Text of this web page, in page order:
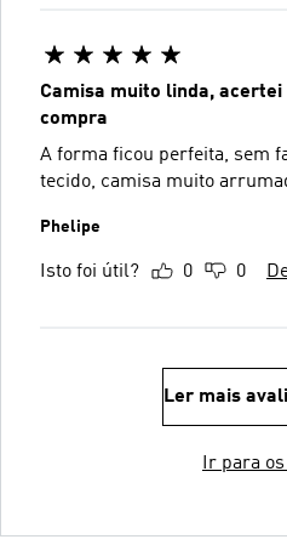
Camisa muito linda, acertei
compra
A forma ficou perfeita, sem
tecido, camisa muito
Phelipe
Isto foi útil? 0 0
Ler mais
Ir para